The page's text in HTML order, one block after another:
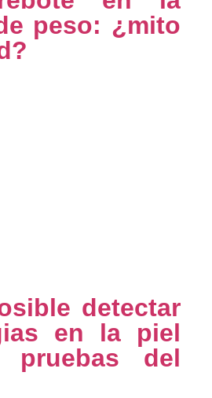
peso: ¿mito
detectar
en la piel
del